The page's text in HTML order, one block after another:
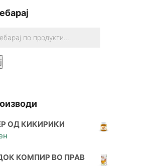
ОД КИКИРИКИ
КОМПИР ВО ПРАВ